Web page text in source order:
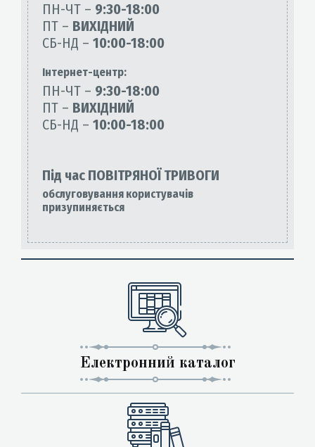
ПН-ЧТ – 9:30-18:00
ПТ – ВИХІДНИЙ
СБ-НД – 10:00-18:00
Інтернет-центр:
ПН-ЧТ – 9:30-18:00
ПТ – ВИХІДНИЙ
СБ-НД – 10:00-18:00
Під час ПОВІТРЯНОЇ ТРИВОГИ
обслуговування користувачів
призупиняється
Електронний каталог